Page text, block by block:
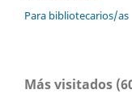
Para bibliotecarios/as
Más visitados